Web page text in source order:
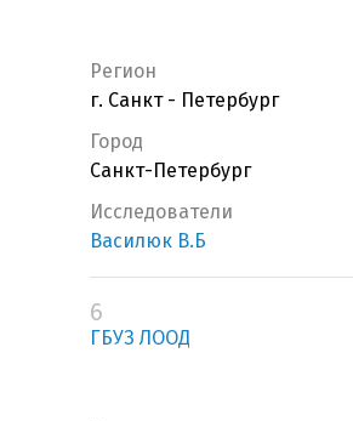
Регион
г. Санкт - Петербург
Город
Санкт-Петербург
Исследователи
Василюк В.Б
6
ГБУЗ ЛООД